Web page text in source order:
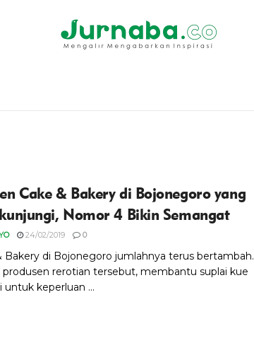
Cake & Bakery di Bojonegoro yang
Nomor 4 Bikin Semangat
24/02/2019 0
Bakery di Bojonegoro jumlahnya terus bertambah.
produsen rerotian tersebut, membantu suplai kue
keperluan ...